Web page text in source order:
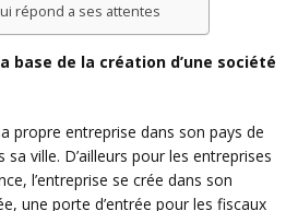
répond a ses attentes
base de la création d’une société
propre entreprise dans son pays de
ville. D’ailleurs pour les entreprises
l’entreprise se crée dans son
une porte d’entrée pour les fiscaux